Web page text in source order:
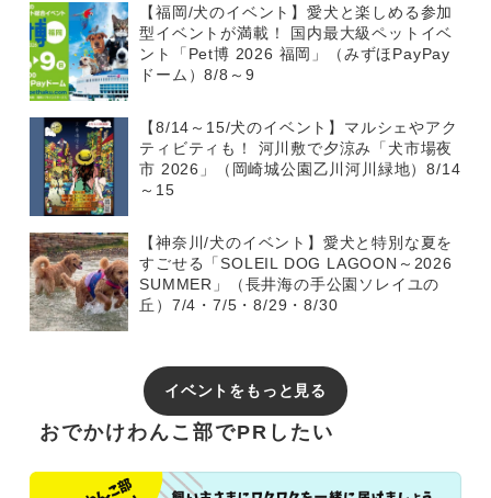
【福岡/犬のイベント】愛犬と楽しめる参加
型イベントが満載！ 国内最大級ペットイベ
ント「Pet博 2026 福岡」（みずほPayPay
ドーム）8/8～9
【8/14～15/犬のイベント】マルシェやアク
ティビティも！ 河川敷で夕涼み「犬市場夜
市 2026」（岡崎城公園乙川河川緑地）8/14
～15
【神奈川/犬のイベント】愛犬と特別な夏を
すごせる「SOLEIL DOG LAGOON～2026
SUMMER」（長井海の手公園ソレイユの
丘）7/4・7/5・8/29・8/30
イベントをもっと見る
おでかけわんこ部でPRしたい